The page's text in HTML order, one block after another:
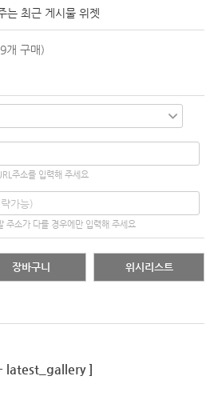
는 최근 게시물 위젯
개 구매)
주소를 입력해 주세요
주소가 다를 경우에만 입력해 주세요
장바구니 위시리스트
latest_gallery ]